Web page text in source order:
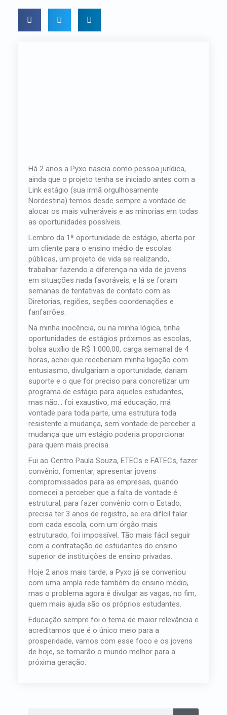
Há 2 anos a Pyxo nascia como pessoa jurídica,
ainda que o projeto tenha se iniciado antes com a
Link estágio (sua irmã orgulhosamente
Nordestina) temos desde sempre a vontade de
alocar os mais vulneráveis e as minorias em todas
as oportunidades possíveis.
Lembro da 1ª oportunidade de estágio, aberta por
um cliente para o ensino médio de escolas
públicas, um projeto de vida se realizando,
trabalhar fazendo a diferença na vida de jovens
em situações nada favoráveis, e lá se foram
semanas de tentativas de contato com as
Diretorias, regiões, seções coordenações e
fanfarrões.
Na minha inocência, ou na minha lógica, tinha
oportunidades de estágios próximos as escolas,
bolsa auxílio de R$ 1.000,00, carga semanal de 4
horas, achei que receberiam minha ligação com
entusiasmo, divulgariam a oportunidade, dariam
suporte e o que for preciso para concretizar um
programa de estágio para aqueles estudantes,
mas não… foi exaustivo, má educação, má
vontade para toda parte, uma estrutura toda
resistente a mudança, sem vontade de perceber a
mudança que um estágio poderia proporcionar
para quem mais precisa.
Fui ao Centro Paula Souza, ETECs e FATECs, fazer
convênio, fomentar, apresentar jovens
compromissados para as empresas, quando
comecei a perceber que a falta de vontade é
estrutural, para fazer convênio com o Estado,
precisa ter 3 anos de registro, se era difícil falar
com cada escola, com um órgão mais
estruturado, foi impossível. Tão mais fácil seguir
com a contratação de estudantes do ensino
superior de instituições de ensino privadas.
Hoje 2 anos mais tarde, a Pyxo já se conveniou
com uma ampla rede também do ensino médio,
mas o problema agora é divulgar as vagas, no fim,
quem mais ajuda são os próprios estudantes.
Educação sempre foi o tema de maior relevância e
acreditamos que é o único meio para a
prosperidade, vamos com esse foco e os jovens
de hoje, se tornarão o mundo melhor para a
próxima geração.